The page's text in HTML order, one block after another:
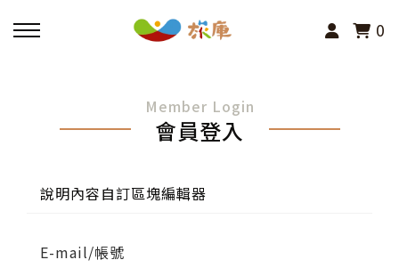
0
小旅行及主題導覽
講座、體驗與課程
Member Login
會員登入
說明內容自訂區塊編輯器
E-mail/帳號